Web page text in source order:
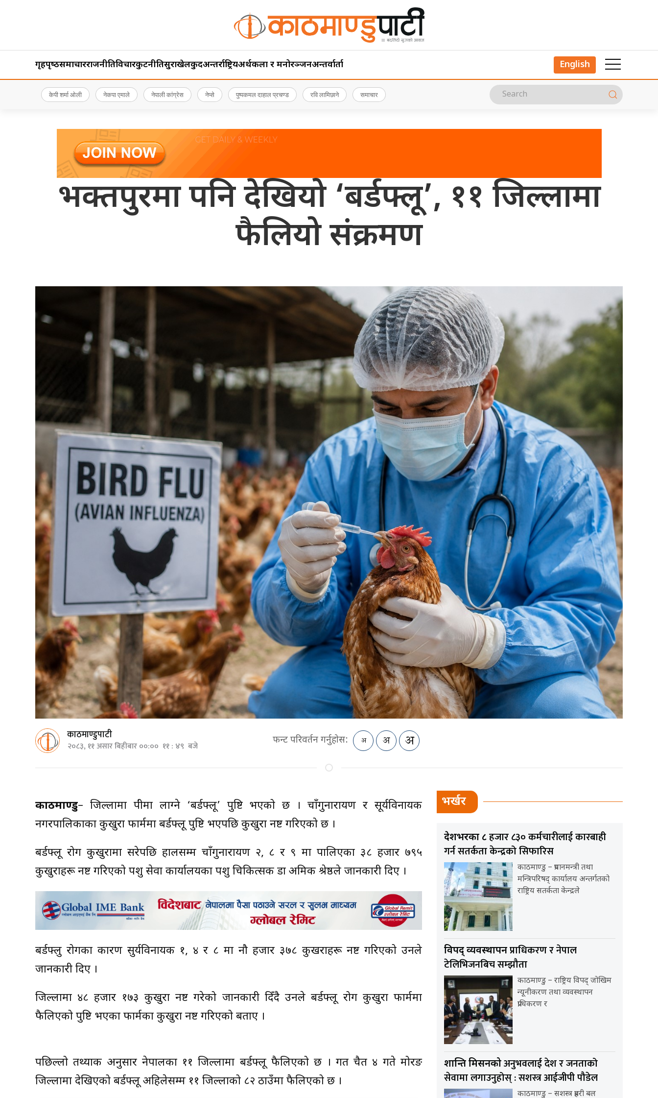
गृहपृष्‍ठसमाचारराजनीतिविचारकुटनीतिसुरक्षाखेलकुदअन्तर्राष्ट्रियअर्थकला र मनोरञ्जनअन्तर्वार्ता English
केपी शर्मा ओली नेकपा एमाले नेपाली कांग्रेस नेप्से पुष्पकमल दाहाल प्रचण्ड रवि लामिछाने समाचार
भक्तपुरमा पनि देखियो ‘बर्डफ्लू’, ११ जिल्लामा
फैलियो संक्रमण
काठमाण्डुपाटी
२०८३, ११ असार बिहीबार ००:०० ११ : ४९ बजे फन्ट परिवर्तन गर्नुहोस:
काठमाण्डु– जिल्लामा पंक्षीमा लाग्ने ‘बर्डफ्लू’ पुष्टि भएको छ । चाँगुनारायण र सूर्यविनायक
नगरपालिकाका कुखुरा फार्ममा बर्डफ्लू पुष्टि भएपछि कुखुरा नष्ट गरिएको छ ।
बर्डफ्लू रोग कुखुरामा सरेपछि हालसम्म चाँगुनारायण २, ८ र ९ मा पालिएका ३८ हजार ७९५
कुखुराहरू नष्ट गरिएको पशु सेवा कार्यालयका पशु चिकित्सक डा अमिक श्रेष्ठले जानकारी दिए ।
बर्डफ्लु रोगका कारण सुर्यविनायक १, ४ र ८ मा नौ हजार ३७८ कुखराहरू नष्ट गरिएको उनले
जानकारी दिए ।
जिल्लामा ४८ हजार १७३ कुखुरा नष्ट गरेको जानकारी दिँदै उनले बर्डफ्लू रोग कुखुरा फार्ममा
फैलिएको पुष्टि भएका फार्मका कुखुरा नष्ट गरिएको बताए ।
पछिल्लो तथ्या‌क अनुसार नेपालका ११ जिल्लामा बर्डफ्लू फैलिएको छ । गत चैत ४ गते मोरङ
जिल्लामा देखिएको बर्डफ्लू अहिलेसम्म ११ जिल्लाको ८२ ठाउँमा फैलिएको छ ।
भर्खर
देशभरका ८हजार ८३० कर्मचारीलाई कारबाही
गर्न सतर्कता केन्द्रको सिफारिस
काठमाण्डु – प्रधानमन्त्री तथा
मन्त्रिपरिषद् कार्यालय अन्तर्गतको
राष्ट्रिय सतर्कता केन्द्रले
विपद् व्यवस्थापनप्राधिकरण र नेपाल
टेलिभिजनबिच सम्झौता
काठमाण्डु – राष्ट्रिय विपद् जोखिम
न्यूनीकरण तथा व्यवस्थापन
प्राधिकरण र
शान्ति मिसनकोअनुभवलाई देश र जनताको
सेवामा लगाउनुहोस् : सशस्त्र आईजीपी पौडेल
काठमाण्डु – सशस्त्र प्रहरी बल